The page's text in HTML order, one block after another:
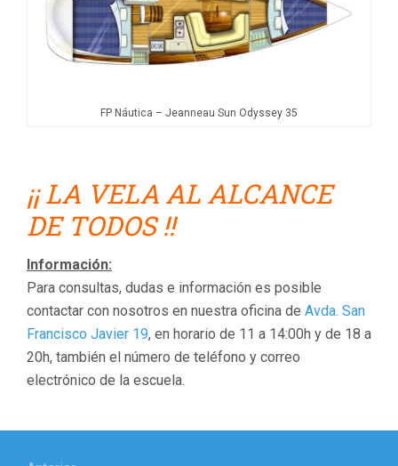
FP Náutica – Jeanneau Sun Odyssey 35
¡¡ LA VELA AL ALCANCE
DE TODOS !!
Información:
Para consultas, dudas e información es posible
contactar con nosotros en nuestra oficina de Avda. San
Francisco Javier 19, en horario de 11 a 14:00h y de 18 a
20h, también el número de teléfono y correo
electrónico de la escuela.